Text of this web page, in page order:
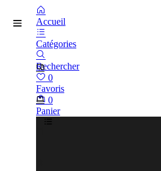
Accueil
Catégories
Rechercher
0
Favoris
0
Panier